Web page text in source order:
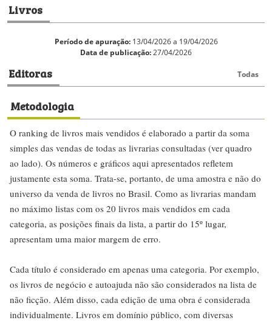
Livros
Período de apuração:13/04/2026 a 19/04/2026
Data de publicação:27/04/2026
Editoras Todas
Metodologia
O ranking de livros mais vendidos é elaborado a partir da soma
simples das vendas de todas as livrarias consultadas (ver quadro
ao lado). Os números e gráficos aqui apresentados refletem
justamente esta soma. Trata-se, portanto, de uma amostra e não do
universo da venda de livros no Brasil. Como as livrarias mandam
no máximo listas com os 20 livros mais vendidos em cada
categoria, as posições finais da lista, a partir do 15º lugar,
apresentam uma maior margem de erro.
Cada título é considerado em apenas uma categoria. Por exemplo,
os livros de negócio e autoajuda não são considerados na lista de
não ficção. Além disso, cada edição de uma obra é considerada
individualmente. Livros em domínio público, com diversas